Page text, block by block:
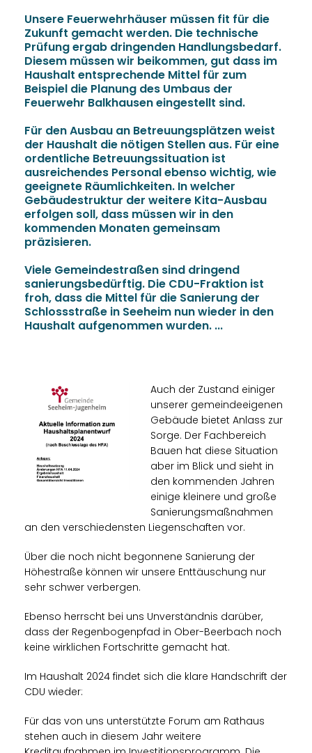
Unsere Feuerwehrhäuser müssen fit für die
Zukunft gemacht werden. Die technische
Prüfung ergab dringenden Handlungsbedarf.
Diesem müssen wir beikommen, gut dass im
Haushalt entsprechende Mittel für zum
Beispiel die Planung des Umbaus der
Feuerwehr Balkhausen eingestellt sind.
Für den Ausbau an Betreuungsplätzen weist
der Haushalt die nötigen Stellen aus. Für eine
ordentliche Betreuungssituation ist
ausreichendes Personal ebenso wichtig, wie
geeignete Räumlichkeiten. In welcher
Gebäudestruktur der weitere Kita-Ausbau
erfolgen soll, dass müssen wir in den
kommenden Monaten gemeinsam
präzisieren.
Viele Gemeindestraßen sind dringend
sanierungsbedürftig. Die CDU-Fraktion ist
froh, dass die Mittel für die Sanierung der
Schlossstraße in Seeheim nun wieder in den
Haushalt aufgenommen wurden. ...
Auch der Zustand einiger
unserer gemeindeeigenen
Gebäude bietet Anlass zur
Sorge. Der Fachbereich
Bauen hat diese Situation
aber im Blick und sieht in
den kommenden Jahren
einige kleinere und große
Sanierungsmaßnahmen
an den verschiedensten Liegenschaften vor.
Über die noch nicht begonnene Sanierung der
Höhestraße können wir unsere Enttäuschung nur
sehr schwer verbergen.
Ebenso herrscht bei uns Unverständnis darüber,
dass der Regenbogenpfad in Ober-Beerbach noch
keine wirklichen Fortschritte gemacht hat.
Im Haushalt 2024 findet sich die klare Handschrift der
CDU wieder:
Für das von uns unterstützte Forum am Rathaus
stehen auch in diesem Jahr weitere